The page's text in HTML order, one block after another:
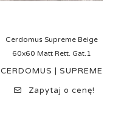
Cerdomus Supreme Beige
60x60 Matt Rett. Gat.1
CERDOMUS | SUPREME
Zapytaj o cenę!